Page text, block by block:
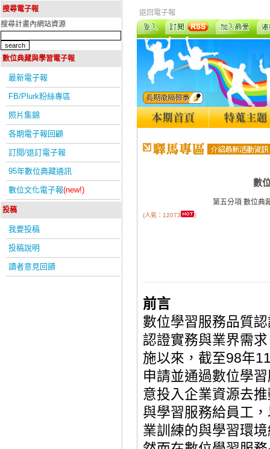
搜尋電子報
搜尋計畫內網站資源
數位典藏與學習電子報
最新電子報
FB/Plurk粉絲專區
照片集錦
各期電子報回顧
訂閱/退訂電子報
95年數位典藏通訊
數位文化電子報(new!)
投稿
我要投稿
投稿說明
讀者意見回饋
返回電子報
數
第五分項 數位典
(人氣：12073 )
前言
數位學習服務品質
認證實務與業界需
施以來，截至98年
申請並通過數位學
意投入企業資源去
與學習服務給員工
業訓練的與學習環